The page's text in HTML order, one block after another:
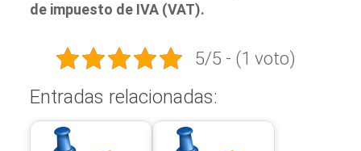
de impuesto de IVA (VAT).
5/5 - (1 voto)
Entradas relacionadas: